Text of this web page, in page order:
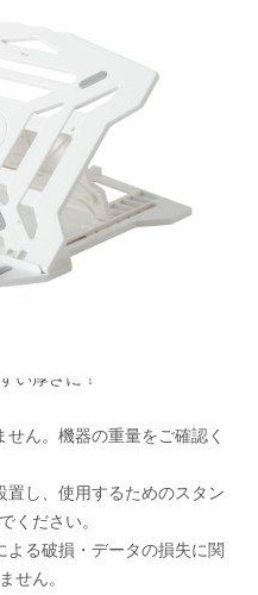
減！
!
い厚さに！
ん。機器の重量をご確認く
置し、使用するためのスタン
ください。
る破損・データの損失に関
せん。